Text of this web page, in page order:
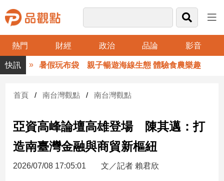
熱門 財經 政治 品論 影音
品
觀
財
台
財
新
暑假玩布袋 親子暢遊海線生態 體驗食農樂趣
首頁 南台灣觀點 南台灣觀點
亞資高峰論壇高雄登場 陳其邁：打
造南臺灣金融與商貿新樞紐
2026/07/08 17:05:01 文／記者 賴君欣